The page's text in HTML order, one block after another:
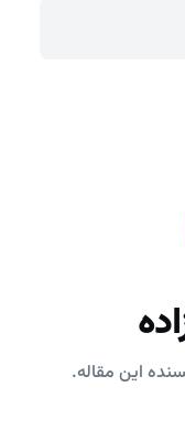
این مقاله.